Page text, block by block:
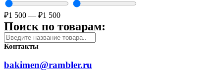
₽1 500 — ₽1 500
Поиск по товарам:
Контакты
bakimen@rambler.ru